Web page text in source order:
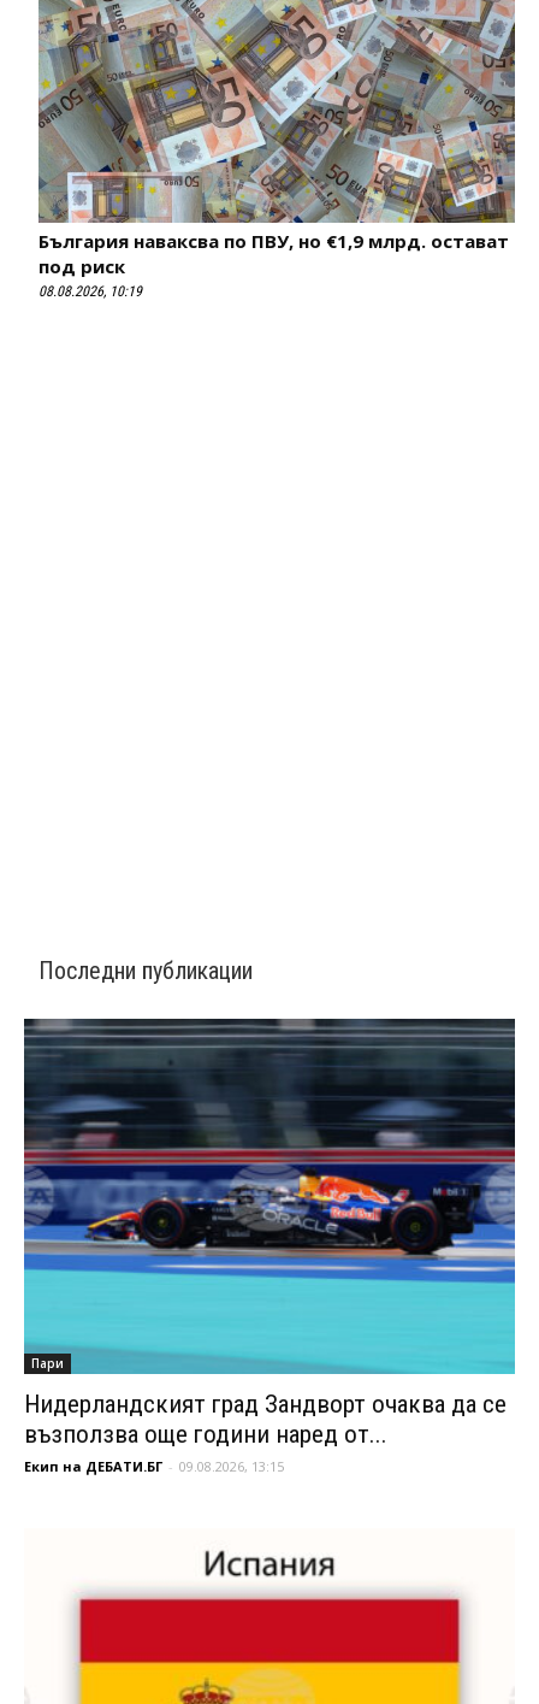
България наваксва по ПВУ, но €1,9 млрд. остават
под риск
08.08.2026, 10:19
Последни публикации
Пари
Нидерландският град Зандворт очаква да се
възползва още години наред от...
Екип на ДЕБАТИ.БГ - 09.08.2026, 13:15